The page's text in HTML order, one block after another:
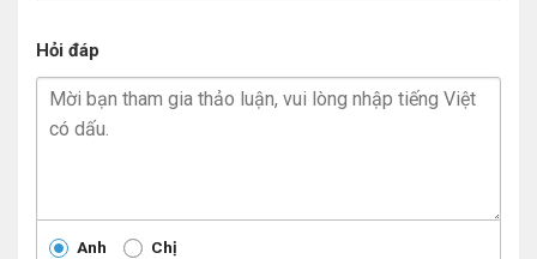
Hỏi đáp
Anh Chị